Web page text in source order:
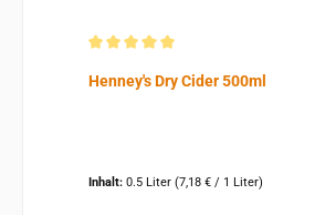
Henney's Dry Cider 500ml
Inhalt: 0.5 Liter (7,18 € / 1 Liter)